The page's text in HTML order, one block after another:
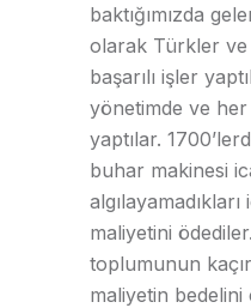
baktığımızda
olarak Türkler
başarılı işler
yönetimde ve
yaptılar.
buhar makinesi
maliyetini
toplumunun
maliyetin